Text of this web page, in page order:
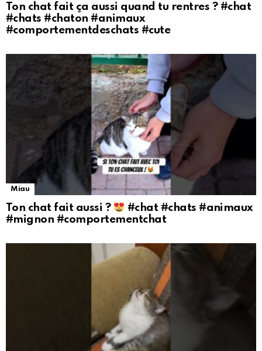
Ton chat fait ça aussi quand tu rentres ? #chat
#chats #chaton #animaux
#comportementdeschats #cute
Miau
Ton chat fait aussi ?
#chat #chats #animaux
#mignon #comportementchat